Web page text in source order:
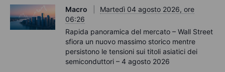
Macro
Martedì 04 agosto 2026, ore
06:26
Rapida panoramica del mercato – Wall Street
sfiora un nuovo massimo storico mentre
persistono le tensioni sui titoli asiatici dei
semiconduttori – 4 agosto 2026